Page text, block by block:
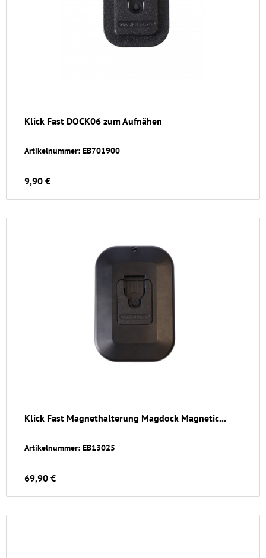
Klick Fast DOCK06 zum Aufnähen
Artikelnummer: EB701900
9,90 €
Klick Fast Magnethalterung Magdock Magnetic...
Artikelnummer: EB13025
69,90 €